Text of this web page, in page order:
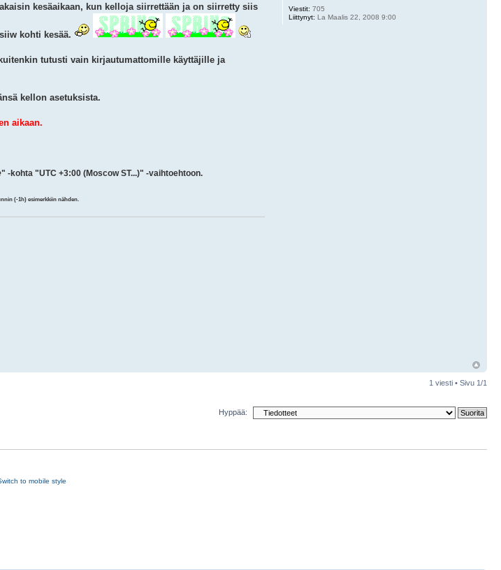
kesäaikaan, kun kelloja siirrettään ja on siirretty siis
kohti kesää.
tutusti vain kirjautumattomille käyttäjille ja
kellon asetuksista.
aikaan.
" -kohta "UTC +3:00 (Moscow ST...)" -vaihtoehtoon.
(-1h) esimerkkiin nähden.
Viestit: 705
Liittynyt: La Maalis 22, 2008 9:00
1 viesti • Sivu 1 /1
Hyppää:
to mobile style